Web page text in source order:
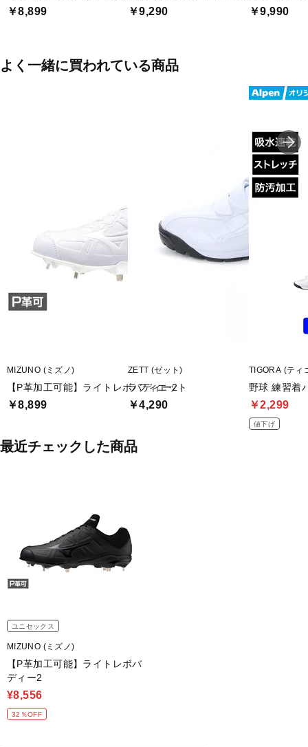
■片足重量代表サイズ:27.0cm
■2023年モデル
※ワイズを確認の上お買い求め下さい。また、足のサイズは甲高、
￥8,899 ￥9,290 ￥9,990
よく一緒に買われている商品
MIZUNO (ミズノ)
【P革加工可能】ライトレボバディー2
￥8,899
ZETT (ゼット)
ラフィエット
￥4,290
TIGORA (ティ
野球 練習着
￥2,299
値下げ
最近チェックした商品
ユニセックス
MIZUNO (ミズノ)
【P革加工可能】ライトレボバ
ディー2
¥8,556
32％OFF